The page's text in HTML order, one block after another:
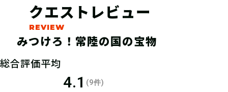
ゼントするよ！
※報告の際は入園券のご提示が必要と
なります。
※景品はなくなり次第終了させていた
だきます
クエストレビュー
みつけろ！常陸の国の宝物
総合評価平均
4.1 (9件)